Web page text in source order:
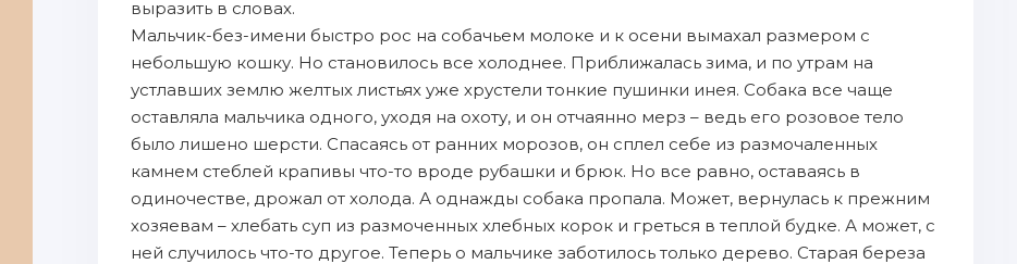
выразить в словах.
Мальчик-без-имени быстро рос на собачьем молоке и к осени вымахал размером с
небольшую кошку. Но становилось все холоднее. Приближалась зима, и по утрам на
устлавших землю желтых листьях уже хрустели тонкие пушинки инея. Собака все чаще
оставляла мальчика одного, уходя на охоту, и он отчаянно мерз – ведь его розовое тело
было лишено шерсти. Спасаясь от ранних морозов, он сплел себе из размочаленных
камнем стеблей крапивы что-то вроде рубашки и брюк. Но все равно, оставаясь в
одиночестве, дрожал от холода. А однажды собака пропала. Может, вернулась к прежним
хозяевам – хлебать суп из размоченных хлебных корок и греться в теплой будке. А может, с
ней случилось что-то другое. Теперь о мальчике заботилось только дерево. Старая береза